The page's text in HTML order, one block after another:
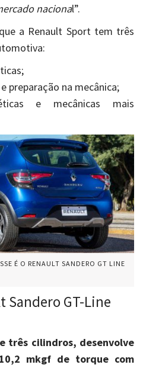
nacional”.
a Renault Sport tem três
preparação na mecânica;
e mecânicas mais
É O RENAULT SANDERO GT LINE
Sandero GT-Line
três cilindros, desenvolve
mkgf de torque com